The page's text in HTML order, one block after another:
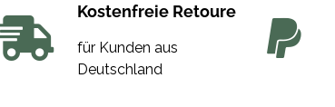
Kostenfreie Retoure
für Kunden aus
Deutschland